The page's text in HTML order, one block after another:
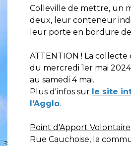
Colleville de mettre, un
deux, leur conteneur
leur porte en bordure
ATTENTION ! La
du mercredi 1er mai
au samedi 4 mai.
Plus d'infos sur le site
l'Agglo.
Point d'Apport Volontaire
Rue Cauchoise, la